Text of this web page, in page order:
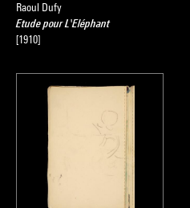
Raoul Dufy
Etude pour L'Eléphant
[1910]